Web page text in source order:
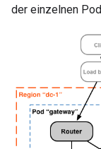
der einzelnen